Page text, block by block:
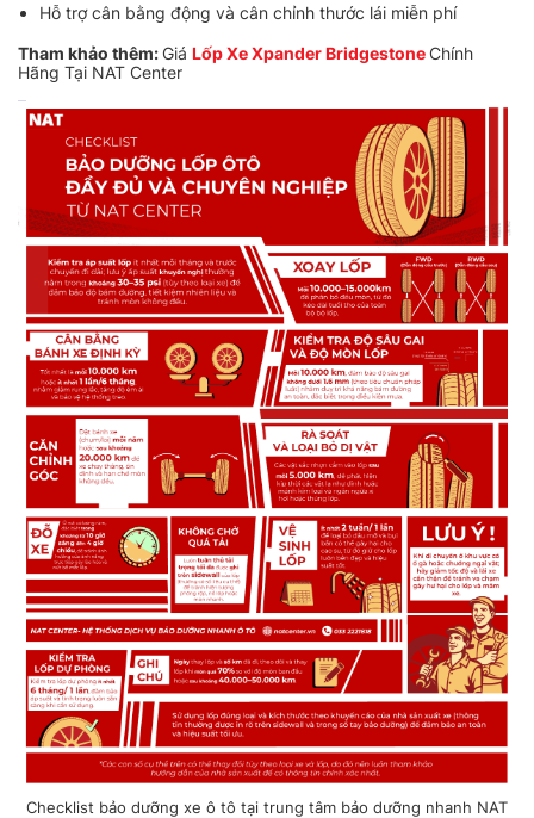
Hỗ trợ cân bằng động và cân chỉnh thước lái miễn phí
Tham khảo thêm:Giá Lốp Xe Xpander BridgestoneChính
Hãng Tại NAT Center
Checklist bảo dưỡng xe ô tô tại trung tâm bảo dưỡng nhanh NAT